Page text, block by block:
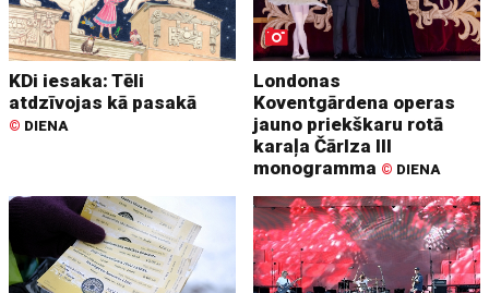
KDi iesaka: Tēli
atdzīvojas kā pasakā
© DIENA
Londonas
Koventgārdena operas
jauno priekškaru rotā
karaļa Čārlza III
monogramma © DIENA